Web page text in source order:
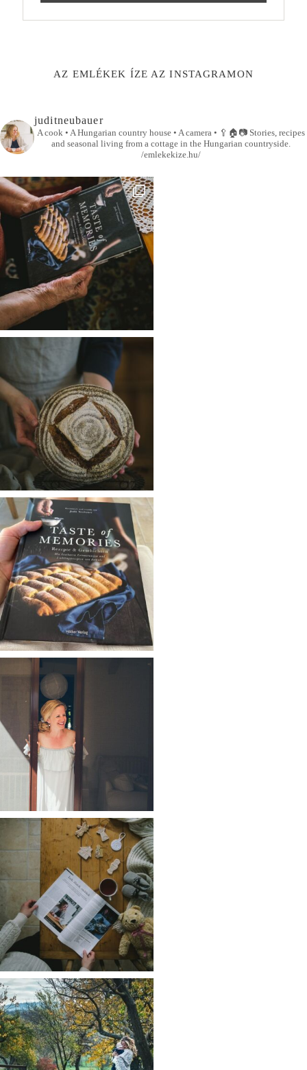
AZ EMLÉKEK ÍZE AZ INSTAGRAMON
juditneubauer
A cook • A Hungarian country house • A camera • 🥄🏠📷Stories, recipes
and seasonal living from a cottage in the Hungarian countryside.
/emlekekize.hu/